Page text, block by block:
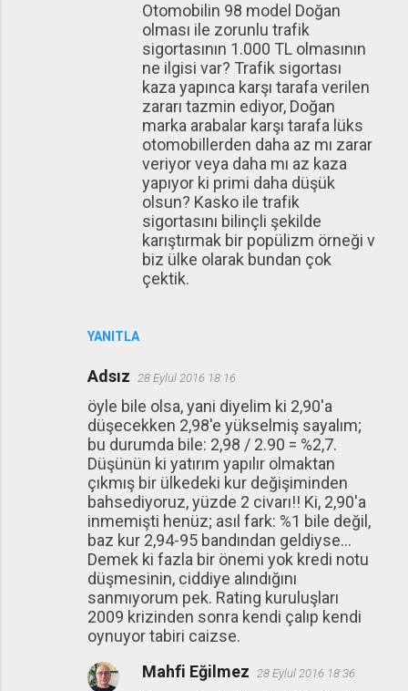
YANITLA
Otomobilin 98 model Doğan
olması ile zorunlu trafik
sigortasının 1.000 TL olmasının
ne ilgisi var? Trafik sigortası
kaza yapınca karşı tarafa verilen
zararı tazmin ediyor, Doğan
marka arabalar karşı tarafa lüks
otomobillerden daha az mı zarar
veriyor veya daha mı az kaza
yapıyor ki primi daha düşük
olsun? Kasko ile trafik
sigortasını bilinçli şekilde
karıştırmak bir popülizm örneği v
biz ülke olarak bundan çok
çektik.
Adsız 28 Eylül 2016 18:16
öyle bile olsa, yani diyelim ki 2,90'a
düşecekken 2,98'e yükselmiş sayalım;
bu durumda bile: 2,98 / 2.90 = %2,7.
Düşünün ki yatırım yapılır olmaktan
çıkmış bir ülkedeki kur değişiminden
bahsediyoruz, yüzde 2 civarı!! Ki, 2,90'a
inmemişti henüz; asıl fark: %1 bile değil,
baz kur 2,94-95 bandından geldiyse...
Demek ki fazla bir önemi yok kredi notu
düşmesinin, ciddiye alındığını
sanmıyorum pek. Rating kuruluşları
2009 krizinden sonra kendi çalıp kendi
oynuyor tabiri caizse.
Mahfi Eğilmez 28 Eylül 2016 18:36